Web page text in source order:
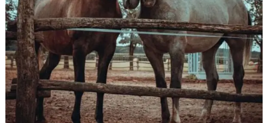
mistična
Spačva